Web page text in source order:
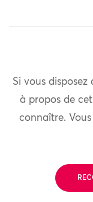
Si vous disposez
à propos de
connaître.